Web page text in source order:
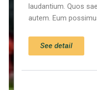
laudantium. Quos
autem. Eum
See detail